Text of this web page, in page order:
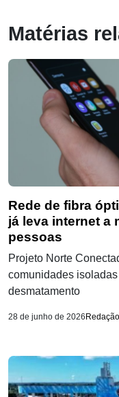
Matérias
Rede de fibra
já leva internet a
pessoas
Projeto Norte
comunidades
desmatamento
28 de junho de 2026 Redação